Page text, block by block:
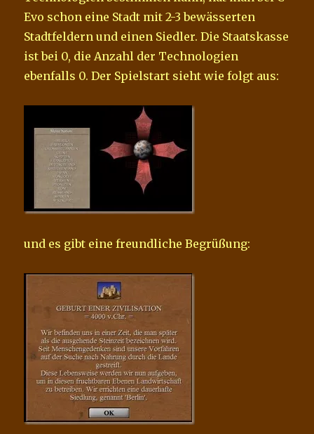
Evo schon eine Stadt mit 2-3 bewässerten
Stadtfeldern und einen Siedler. Die Staatskasse
ist bei 0, die Anzahl der Technologien
ebenfalls 0. Der Spielstart sieht wie folgt aus:
und es gibt eine freundliche Begrüßung: